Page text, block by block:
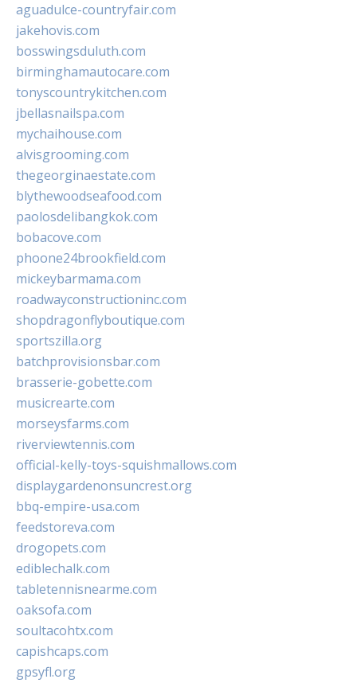
aguadulce-countryfair.com
jakehovis.com
bosswingsduluth.com
birminghamautocare.com
tonyscountrykitchen.com
jbellasnailspa.com
mychaihouse.com
alvisgrooming.com
thegeorginaestate.com
blythewoodseafood.com
paolosdelibangkok.com
bobacove.com
phoone24brookfield.com
mickeybarmama.com
roadwayconstructioninc.com
shopdragonflyboutique.com
sportszilla.org
batchprovisionsbar.com
brasserie-gobette.com
musicrearte.com
morseysfarms.com
riverviewtennis.com
official-kelly-toys-squishmallows.com
displaygardenonsuncrest.org
bbq-empire-usa.com
feedstoreva.com
drogopets.com
ediblechalk.com
tabletennisnearme.com
oaksofa.com
soultacohtx.com
capishcaps.com
gpsyfl.org